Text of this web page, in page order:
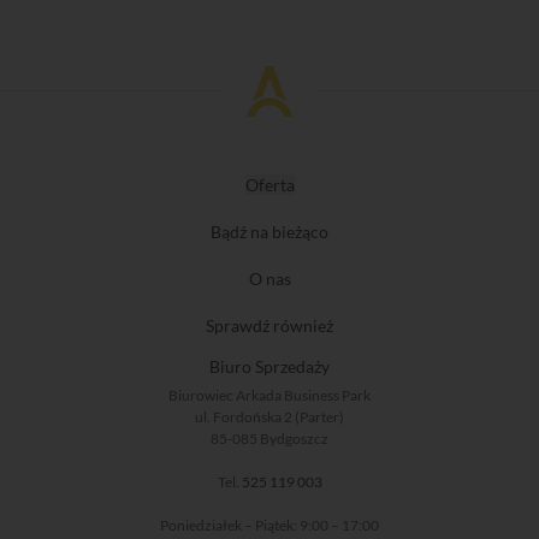
Oferta
Bądź na bieżąco
O nas
Sprawdź również
Biuro Sprzedaży
Biurowiec Arkada Business Park
ul. Fordońska 2 (Parter)
85-085 Bydgoszcz
Tel. 525 119 003
Poniedziałek – Piątek: 9:00 – 17:00